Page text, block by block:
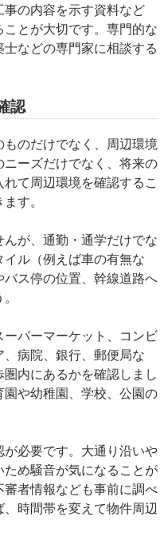
の内容を示す資料など
とが大切です。専門的な
などの専門家に相談する
認
のだけでなく、周辺環境
ーズだけでなく、将来の
て周辺環境を確認するこ
す。
が、通勤・通学だけでな
ル（例えば車の有無な
ス停の位置、幹線道路へ
ーパーマーケット、コンビ
病院、銀行、郵便局な
内にあるかを確認しまし
園や幼稚園、学校、公園の
が必要です。大通り沿いや
め騒音が気になることが
者情報なども事前に調べ
時間帯を変えて物件周辺